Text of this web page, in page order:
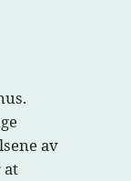
av
at